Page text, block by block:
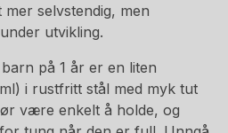
selvstendig, men
utvikling.
på 1 år er en liten
i rustfritt stål med myk tut
være enkelt å holde, og